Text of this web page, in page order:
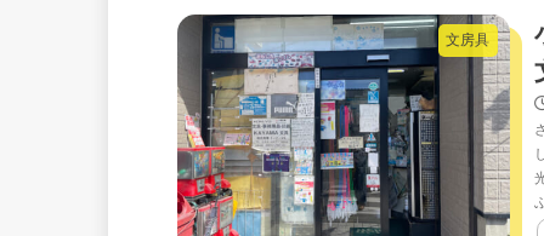
文房具